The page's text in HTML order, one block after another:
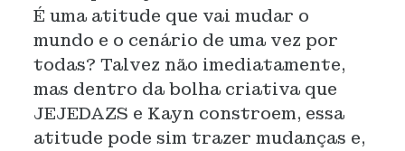
É uma atitude que vai mudar o
mundo e o cenário de uma vez por
todas? Talvez não imediatamente,
mas dentro da bolha criativa que
JEJEDAZS e Kayn constroem, essa
atitude pode sim trazer mudanças e,